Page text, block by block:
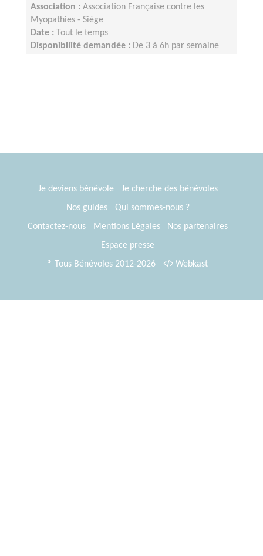
Association : Association Française contre les
Myopathies - Siège
Date :
Tout le temps
Disponibilité demandée : De 3 à 6h par semaine
Je deviens bénévole
Je cherche des bénévoles
Nos guides
Qui sommes-nous ?
Contactez-nous
Mentions Légales
Nos partenaires
Espace presse
® Tous Bénévoles 2012-2026
Webkast